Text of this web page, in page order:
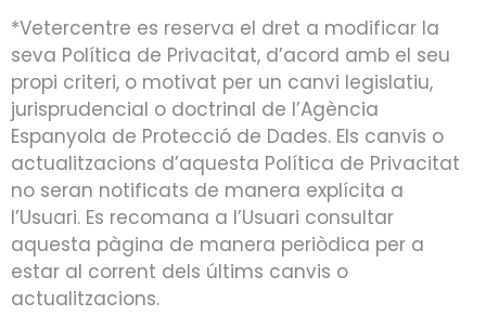
*Vetercentre es reserva el dret a modificar la
seva Política de Privacitat, d’acord amb el seu
propi criteri, o motivat per un canvi legislatiu,
jurisprudencial o doctrinal de l’Agència
Espanyola de Protecció de Dades. Els canvis o
actualitzacions d’aquesta Política de Privacitat
no seran notificats de manera explícita a
l’Usuari. Es recomana a l’Usuari consultar
aquesta pàgina de manera periòdica per a
estar al corrent dels últims canvis o
actualitzacions.